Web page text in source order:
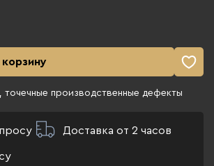
точечные производственные дефекты
Доставка от 2 часов